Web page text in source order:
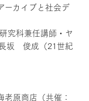
ーカイブと社会デ
究科兼任講師・ヤ
坂 俊成（21世紀
原商店（共催：